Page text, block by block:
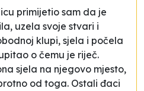
primijetio sam da je
uzela svoje stvari i
klupi, sjela i počela
o čemu je riječ.
sjela na njegovo mjesto,
od toga. Ostali đaci